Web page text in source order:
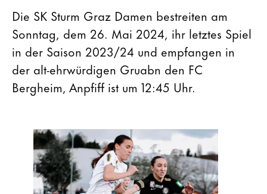
Die SK Sturm Graz Damen bestreiten am
Sonntag, dem 26. Mai 2024, ihr letztes Spiel
in der Saison 2023/24 und empfangen in
der alt-ehrwürdigen Gruabn den FC
Bergheim, Anpfiff ist um 12:45 Uhr.